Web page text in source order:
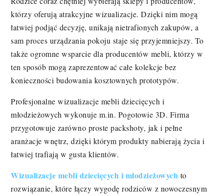
którzy oferują atrakcyjne wizualizacje. Dzięki nim mogą
łatwiej podjąć decyzję, unikają nietrafionych zakupów, a
sam proces urządzania pokoju staje się przyjemniejszy. To
także ogromne wsparcie dla producentów mebli, którzy w
ten sposób mogą zaprezentować całe kolekcje bez
konieczności budowania kosztownych prototypów.
Profesjonalne wizualizacje mebli dziecięcych i
młodzieżowych wykonuje m.in. Pogotowie 3D. Firma
przygotowuje zarówno proste packshoty, jak i pełne
aranżacje wnętrz, dzięki którym produkty nabierają życia i
łatwiej trafiają w gusta klientów.
Wizualizacje mebli dziecięcych i młodzieżowych to
rozwiązanie, które łączy wygodę rodziców z nowoczesnym